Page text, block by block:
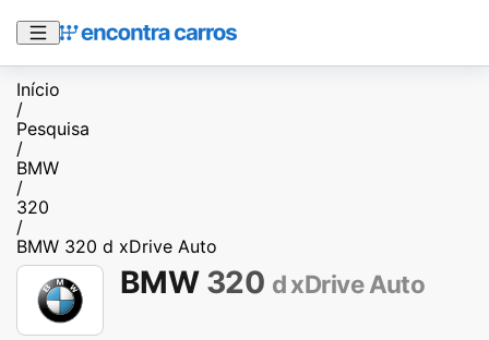
Início
/
Pesquisa
/
BMW
/
320
/
BMW 320 d xDrive Auto
BMW 320 d xDrive Auto